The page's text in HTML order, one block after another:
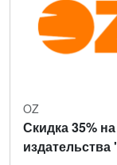
OZ
Скидка 35%